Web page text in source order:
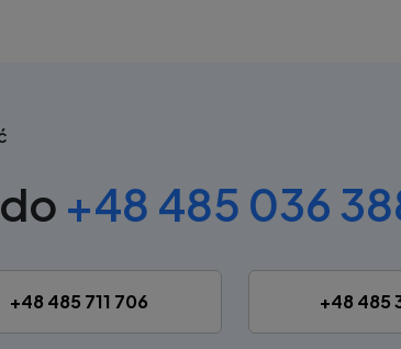
+48 485 036
+48 485 711 706 +48 485